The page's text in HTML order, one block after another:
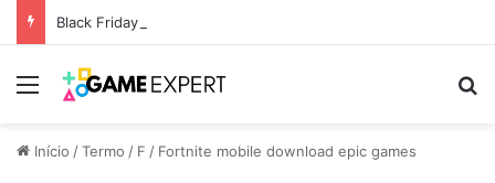
Black Friday: descontos incríveis em eletrônicos
Menu
Início /Termo / F / Fortnite mobile download epic games